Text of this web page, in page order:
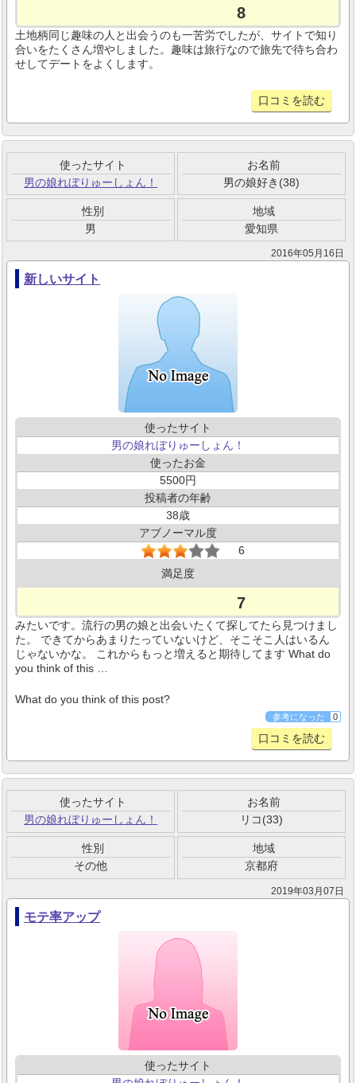
8
土地柄同じ趣味の人と出会うのも一苦労でしたが、サイトで知り
合いをたくさん増やしました。趣味は旅行なので旅先で待ち合わ
せしてデートをよくします。
口コミを読む
使ったサイト
男の娘れぼりゅーしょん！
お名前
男の娘好き(38)
性別
男
地域
愛知県
2016年05月16日
新しいサイト
使ったサイト
男の娘れぼりゅーしょん！
使ったお金
5500
投稿者の年齢
38
アブノーマル度
6
満足度
7
みたいです。流行の男の娘と出会いたくて探してたら見つけまし
た。 できてからあまりたっていないけど、そこそこ人はいるん
じゃないかな。 これからもっと増えると期待してます What do
you think of this …
What do you think of this post?
参考になった 0
口コミを読む
使ったサイト
男の娘れぼりゅーしょん！
お名前
リコ(33)
性別
その他
地域
京都府
2019年03月07日
モテ率アップ
使ったサイト